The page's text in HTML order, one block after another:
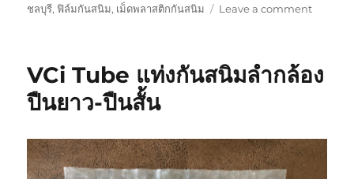
ชลบุรี, ฟิล์มกันสนิม, เม็ดพลาสติกกันสนิม Leave a commenton
ออก
สนิม
VCi Tube แท่งกันสนิมลำกล้อง
ปืนยาว-ปืนสั้น